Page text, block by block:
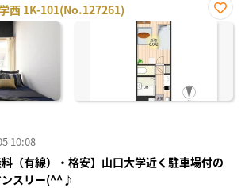
西 1K-101(No.127261)
お気
10:08
料（有線）・格安】山口大学近く駐車場付の
ンスリー(^^♪